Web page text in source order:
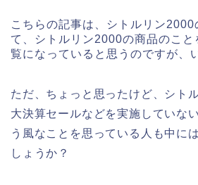
こちらの記事は、シトルリン2000
て、シトルリン2000の商品のこ
覧になっていると思うのですが、
ただ、ちょっと思ったけど、シト
大決算セールなどを実施していな
う風なことを思っている人も中に
しょうか？